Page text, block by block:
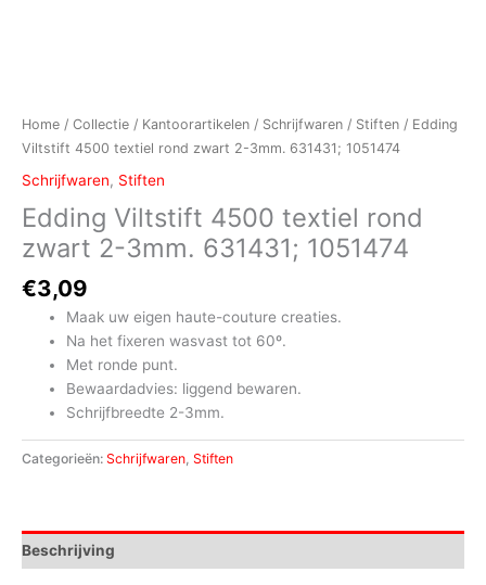
Home / Collectie / Kantoorartikelen / Schrijfwaren / Stiften / Edding
Viltstift 4500 textiel rond zwart 2-3mm. 631431; 1051474
Schrijfwaren, Stiften
Edding Viltstift 4500 textiel rond
zwart 2-3mm. 631431; 1051474
€3,09
Maak uw eigen haute-couture creaties.
Na het fixeren wasvast tot 60º.
Met ronde punt.
Bewaardadvies: liggend bewaren.
Schrijfbreedte 2-3mm.
Categorieën: Schrijfwaren Stiften
Beschrijving